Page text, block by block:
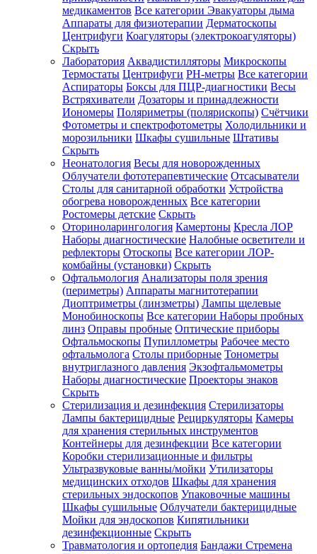
медикаментов Все категории Эвакуаторы дыма
Аппараты для физиотерапии Дерматоскопы
Центрифуги Коагуляторы (электрокоагуляторы)
Скрыть
Лаборатория Аквадистилляторы Микроскопы
Термостаты Центрифуги PH-метры Все категории
Аспираторы Боксы для ПЦР-диагностики Весы
Встряхиватели Дозаторы и принадлежности
Иономеры Поляриметры (полярископы) Счётчики
Фотометры и спектрофотометры Холодильники и
морозильники Шкафы сушильные Штативы
Скрыть
Неонатология Весы для новорожденных
Облучатели фототерапевтические Отсасыватели
Столы для санитарной обработки Устройства
обогрева новорожденных Все категории
Ростомеры детские Скрыть
Оториноларингология Камертоны Кресла ЛОР
Наборы диагностические Налобные осветители и
рефлекторы Отоскопы Все категории ЛОР-
комбайны (установки) Скрыть
Офтальмология Анализаторы поля зрения
(периметры) Аппараты магнитотерапии
Диоптриметры (линзметры) Лампы щелевые
Монобиноскопы Все категории Наборы пробных
линз Оправы пробные Оптические приборы
Офтальмоскопы Пупиллометры Рабочее место
офтальмолога Столы приборные Тонометры
внутриглазного давления Экзофтальмометры
Наборы диагностические Проекторы знаков
Скрыть
Стерилизация и дезинфекция Стерилизаторы
Лампы бактерицидные Рециркуляторы Камеры
для хранения стерильных инструментов
Контейнеры для дезинфекции Все категории
Коробки стерилизационные и фильтры
Ультразвуковые ванны/мойки Утилизаторы
медицинских отходов Шкафы для хранения
стерильных эндоскопов Упаковочные машины
Шкафы сушильные Облучатели бактерицидные
Мойки для эндоскопов Кипятильники
дезинфекционные Скрыть
Травматология и ортопедия Бандажи Стремена